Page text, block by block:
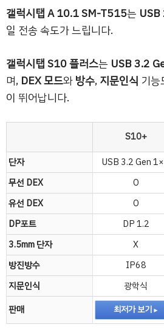
갤럭시탭 A 10.1 SM-T515는 USB
일 전송 속도가 느립니다.
갤럭시탭 S10 플러스는 USB 3.2
며, DEX 모드와방수,지문인식 기
이 뛰어납니다.
S10+
단자
USB 3.2 Gen
무선 DEX
O
유선 DEX
O
DP포트
DP 1.2
3.5mm 단자
X
방진방수
IP68
지문인식
광학식
판매
최저가 보기